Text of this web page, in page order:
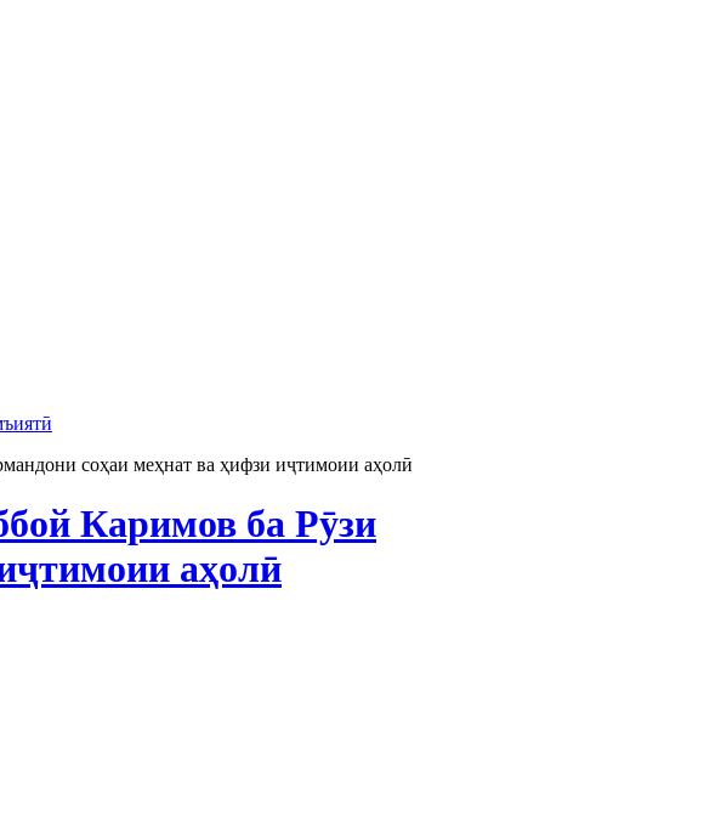
соҳаи меҳнат ва ҳифзи иҷтимоии аҳолӣ
Каримов ба Рӯзи
аҳолӣ